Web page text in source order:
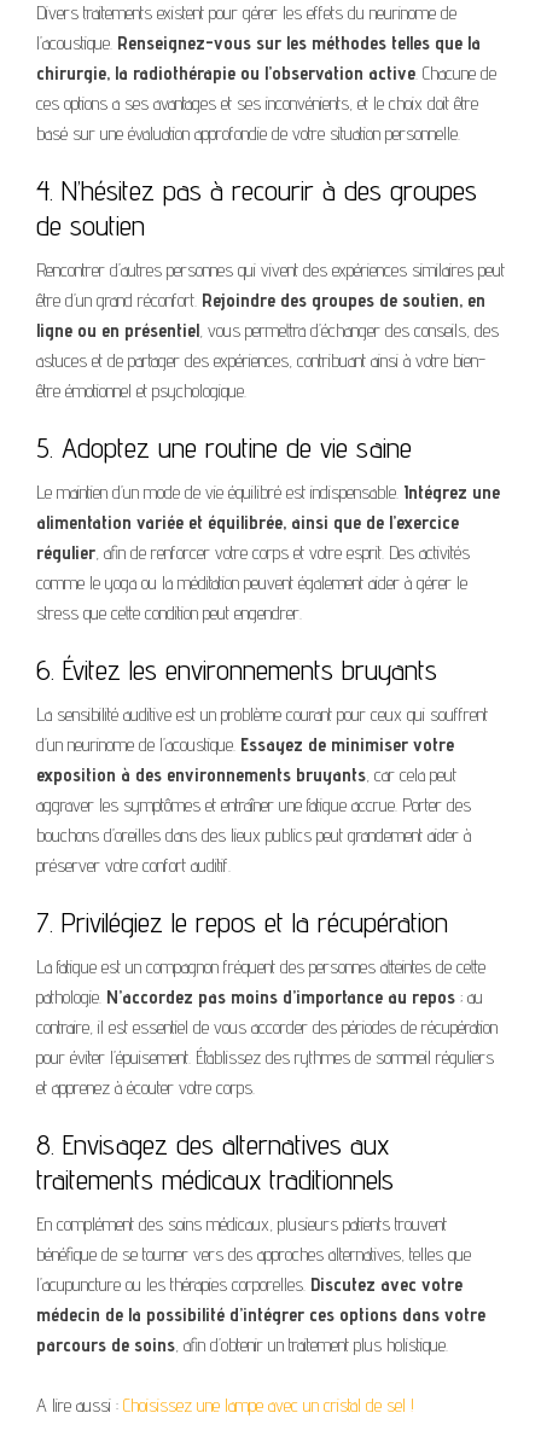
Divers traitements existent pour gérer les effets du neurinome de
l’acoustique. Renseignez-vous sur les méthodes telles que la
chirurgie, la radiothérapie ou l’observation active. Chacune de
ces options a ses avantages et ses inconvénients, et le choix doit être
basé sur une évaluation approfondie de votre situation personnelle.
4. N’hésitez pas à recourir à des groupes
de soutien
Rencontrer d’autres personnes qui vivent des expériences similaires peut
être d’un grand réconfort. Rejoindre des groupes de soutien, en
ligne ou en présentiel, vous permettra d’échanger des conseils, des
astuces et de partager des expériences, contribuant ainsi à votre bien-
être émotionnel et psychologique.
5. Adoptez une routine de vie saine
Le maintien d’un mode de vie équilibré est indispensable. Intégrez une
alimentation variée et équilibrée, ainsi que de l’exercice
régulier, afin de renforcer votre corps et votre esprit. Des activités
comme le yoga ou la méditation peuvent également aider à gérer le
stress que cette condition peut engendrer.
6. Évitez les environnements bruyants
La sensibilité auditive est un problème courant pour ceux qui souffrent
d’un neurinome de l’acoustique. Essayez de minimiser votre
exposition à des environnements bruyants, car cela peut
aggraver les symptômes et entraîner une fatigue accrue. Porter des
bouchons d’oreilles dans des lieux publics peut grandement aider à
préserver votre confort auditif.
7. Privilégiez le repos et la récupération
La fatigue est un compagnon fréquent des personnes atteintes de cette
pathologie. N’accordez pas moins d’importance au repos ; au
contraire, il est essentiel de vous accorder des périodes de récupération
pour éviter l’épuisement. Établissez des rythmes de sommeil réguliers
et apprenez à écouter votre corps.
8. Envisagez des alternatives aux
traitements médicaux traditionnels
En complément des soins médicaux, plusieurs patients trouvent
bénéfique de se tourner vers des approches alternatives, telles que
l’acupuncture ou les thérapies corporelles. Discutez avec votre
médecin de la possibilité d’intégrer ces options dans votre
parcours de soins, afin d’obtenir un traitement plus holistique.
A lire aussi : Choisissez une lampe avec un cristal de sel !